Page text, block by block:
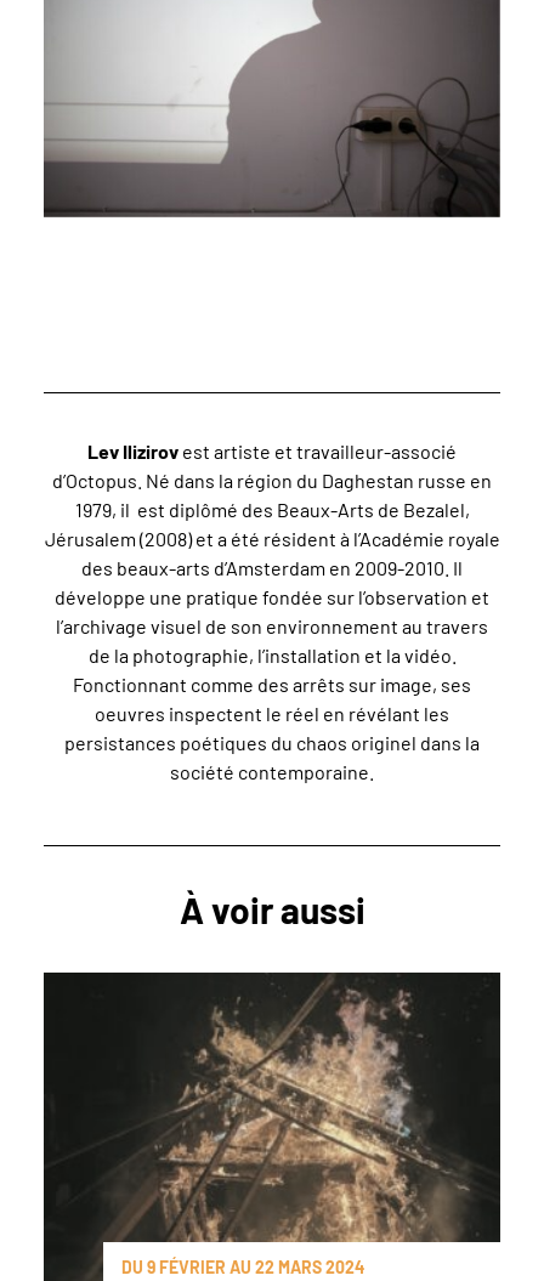
Lev Ilizirov est artiste et travailleur-associé
d’Octopus. Né dans la région du Daghestan russe en
1979, il est diplômé des Beaux-Arts de Bezalel,
Jérusalem (2008) et a été résident à l’Académie royale
des beaux-arts d’Amsterdam en 2009-2010. Il
développe une pratique fondée sur l’observation et
l’archivage visuel de son environnement au travers
de la photographie, l’installation et la vidéo.
Fonctionnant comme des arrêts sur image, ses
oeuvres inspectent le réel en révélant les
persistances poétiques du chaos originel dans la
société contemporaine.
À voir aussi
DU 9 FÉVRIER AU 22 MARS 2024